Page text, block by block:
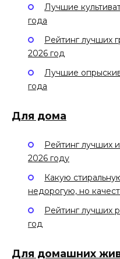
Лучшие
года
Рейтинг лучших
2026 год
Лучшие
года
Для дома
Рейтинг лучших
2026 году
Какую
недорогую, но
Рейтинг лучших
год
Для домашних